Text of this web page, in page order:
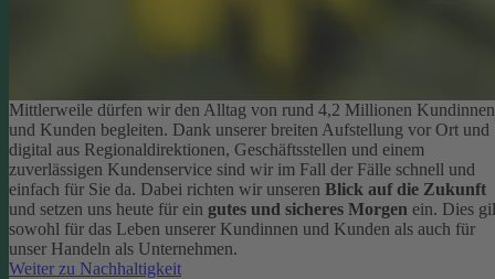
Mittlerweile dürfen wir den Alltag von rund 4,2 Millionen Kundinnen
und Kunden begleiten. Dank unserer breiten Aufstellung vor Ort und
digital aus Regionaldirektionen, Geschäftsstellen und einem
zuverlässigen Kundenservice sind wir im Fall der Fälle schnell und
einfach für Sie da. Dabei richten wir unseren Blick auf die Zukunft
und setzen uns heute für ein gutes und sicheres Morgen ein. Dies
sowohl für das Leben unserer Kundinnen und Kunden als auch für
unser Handeln als Unternehmen.
Weiter zu Nachhaltigkeit